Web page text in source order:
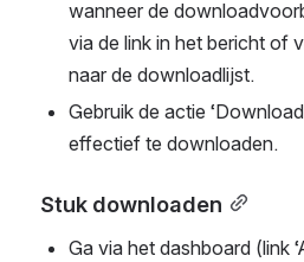
wanneer de
via de link in het bericht of
naar de downloadlijst.
Gebruik de actie
effectief te downloaden.
Stuk downloaden
Ga via het dashboard (link